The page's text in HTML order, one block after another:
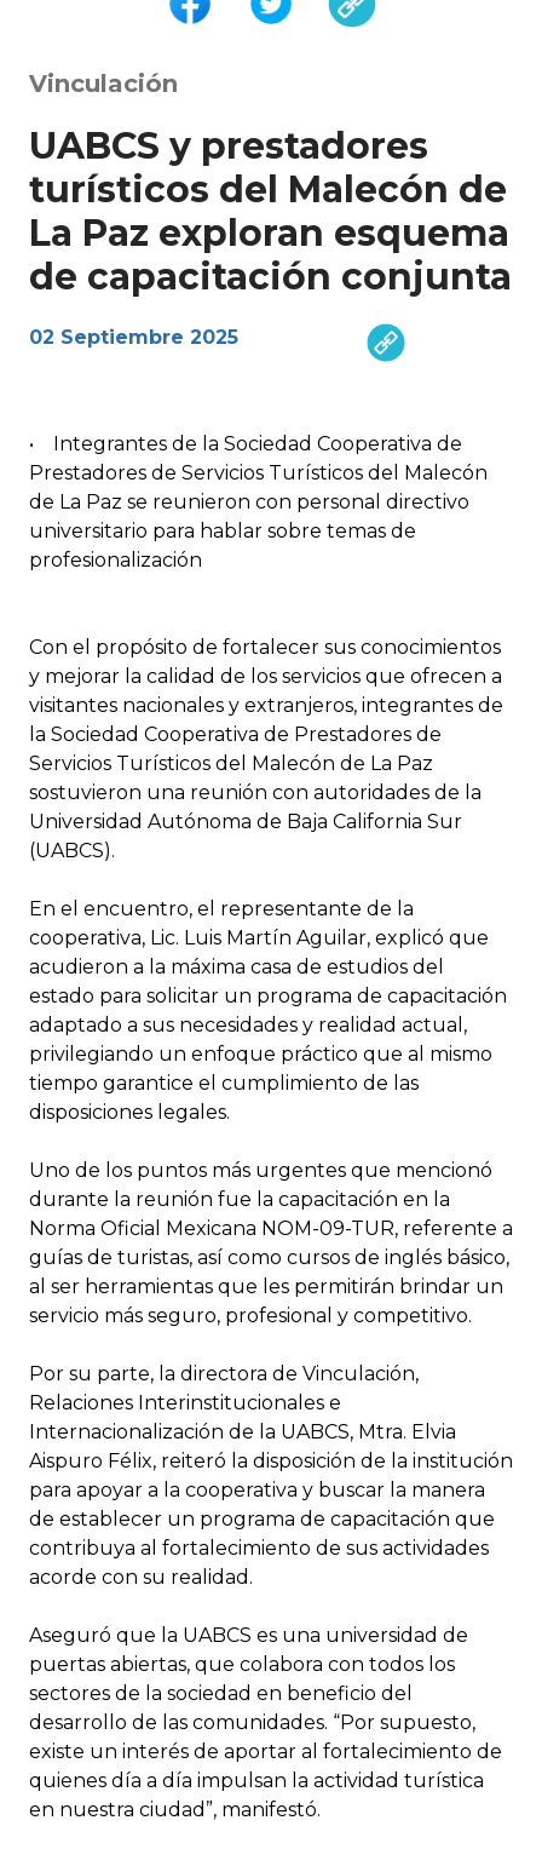
Vinculación
UABCS y prestadores
turísticos del Malecón de
La Paz exploran esquema
de capacitación conjunta
02 Septiembre 2025
• Integrantes de la Sociedad Cooperativa de
Prestadores de Servicios Turísticos del Malecón
de La Paz se reunieron con personal directivo
universitario para hablar sobre temas de
profesionalización
Con el propósito de fortalecer sus conocimientos
y mejorar la calidad de los servicios que ofrecen a
visitantes nacionales y extranjeros, integrantes de
la Sociedad Cooperativa de Prestadores de
Servicios Turísticos del Malecón de La Paz
sostuvieron una reunión con autoridades de la
Universidad Autónoma de Baja California Sur
(UABCS).
En el encuentro, el representante de la
cooperativa, Lic. Luis Martín Aguilar, explicó que
acudieron a la máxima casa de estudios del
estado para solicitar un programa de capacitación
adaptado a sus necesidades y realidad actual,
privilegiando un enfoque práctico que al mismo
tiempo garantice el cumplimiento de las
disposiciones legales.
Uno de los puntos más urgentes que mencionó
durante la reunión fue la capacitación en la
Norma Oficial Mexicana NOM-09-TUR, referente a
guías de turistas, así como cursos de inglés básico,
al ser herramientas que les permitirán brindar un
servicio más seguro, profesional y competitivo.
Por su parte, la directora de Vinculación,
Relaciones Interinstitucionales e
Internacionalización de la UABCS, Mtra. Elvia
Aispuro Félix, reiteró la disposición de la institución
para apoyar a la cooperativa y buscar la manera
de establecer un programa de capacitación que
contribuya al fortalecimiento de sus actividades
acorde con su realidad.
Aseguró que la UABCS es una universidad de
puertas abiertas, que colabora con todos los
sectores de la sociedad en beneficio del
desarrollo de las comunidades. “Por supuesto,
existe un interés de aportar al fortalecimiento de
quienes día a día impulsan la actividad turística
en nuestra ciudad”, manifestó.